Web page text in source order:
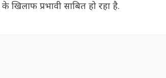
खिलाफ प्रभावी साबित हो रहा है.